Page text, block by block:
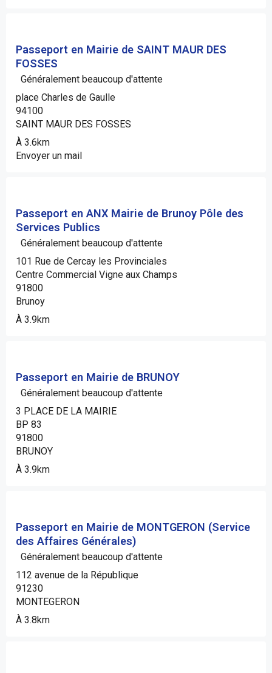
Passeport en Mairie de SAINT MAUR DES
FOSSES
Généralement beaucoup d'attente
place Charles de Gaulle
94100
SAINT MAUR DES FOSSES
À 3.6km
Envoyer un mail
Passeport en ANX Mairie de Brunoy Pôle des
Services Publics
Généralement beaucoup d'attente
101 Rue de Cercay les Provinciales
Centre Commercial Vigne aux Champs
91800
Brunoy
À 3.9km
Passeport en Mairie de BRUNOY
Généralement beaucoup d'attente
3 PLACE DE LA MAIRIE
BP 83
91800
BRUNOY
À 3.9km
Passeport en Mairie de MONTGERON (Service
des Affaires Générales)
Généralement beaucoup d'attente
112 avenue de la République
91230
MONTEGERON
À 3.8km